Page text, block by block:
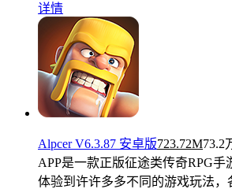
详情
Alpcer V6.3.87 安卓版723.72M73.2
APP是一款正版征途类传奇RPG手
体验到许许多多不同的游戏玩法，